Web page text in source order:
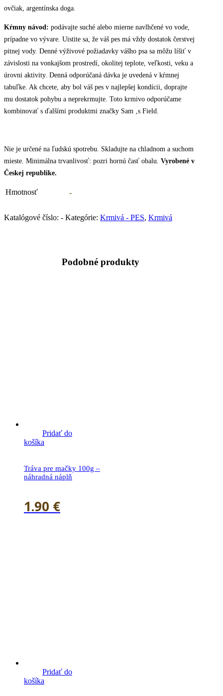
ovčiak, argentínska doga.
Kŕmny návod: podávajte suché alebo mierne navlhčené vo vode,
prípadne vo vývare. Uistite sa, že váš pes má vždy dostatok čerstvej
pitnej vody. Denné výživové požiadavky vášho psa sa môžu líšiť v
závislosti na vonkajšom prostredí, okolitej teplote, veľkosti, veku a
úrovni aktivity. Denná odporúčaná dávka je uvedená v kŕmnej
tabuľke. Ak chcete, aby bol váš pes v najlepšej kondícii, doprajte
mu dostatok pohybu a neprekrmujte. Toto krmivo odporúčame
kombinovať s ďalšími produktmi značky Sam ‚s Field.
Nie je určené na ľudskú spotrebu. Skladujte na chladnom a suchom
mieste. Minimálna trvanlivosť: pozri hornú časť obalu. Vyrobené v
Českej republike.
Hmotnosť -
Katalógové číslo: - Kategórie: Krmivá - PES, Krmivá
Podobné produkty
Pridať do
košíka
Tráva pre mačky 100g –
náhradná náplň
1.90 €
Pridať do
košíka